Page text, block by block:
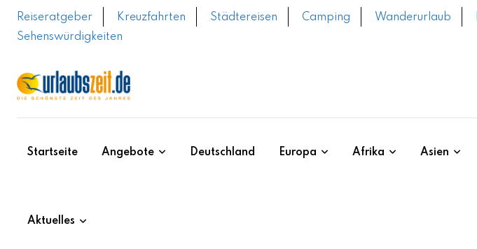
Skip
Reiseratgeber Kreuzfahrten Städtereisen Camping Wanderurlaub
Sehenswürdigkeiten
Startseite Angebote Deutschland Europa Afrika Asien
Aktuelles